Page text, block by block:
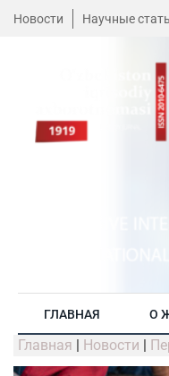
Новости Научные
ГЛАВНАЯ О
Главная | Новости |